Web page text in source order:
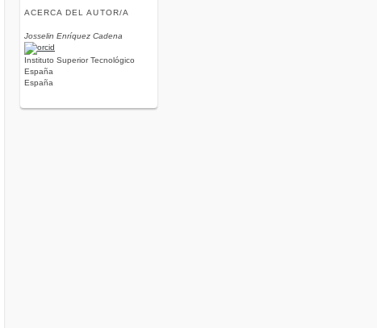
ACERCA DEL AUTOR/A
Josselin Enríquez Cadena
Instituto Superior Tecnológico
España
España